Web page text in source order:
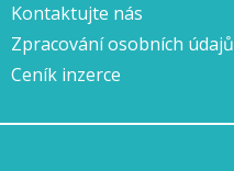
Kontaktujte nás
Zpracování osobních údajů
Ceník inzerce